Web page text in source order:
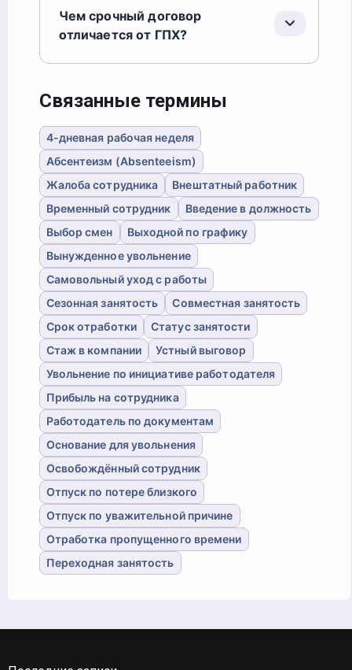
Чем срочный договор
отличается от ГПХ?
Связанные термины
4-дневная рабочая неделя
Абсентеизм (Absenteeism)
Жалоба сотрудника
Внештатный работник
Временный сотрудник
Введение в должность
Выбор смен
Выходной по графику
Вынужденное увольнение
Самовольный уход с работы
Сезонная занятость
Совместная занятость
Срок отработки
Статус занятости
Стаж в компании
Устный выговор
Увольнение по инициативе работодателя
Прибыль на сотрудника
Работодатель по документам
Основание для увольнения
Освобождённый сотрудник
Отпуск по потере близкого
Отпуск по уважительной причине
Отработка пропущенного времени
Переходная занятость